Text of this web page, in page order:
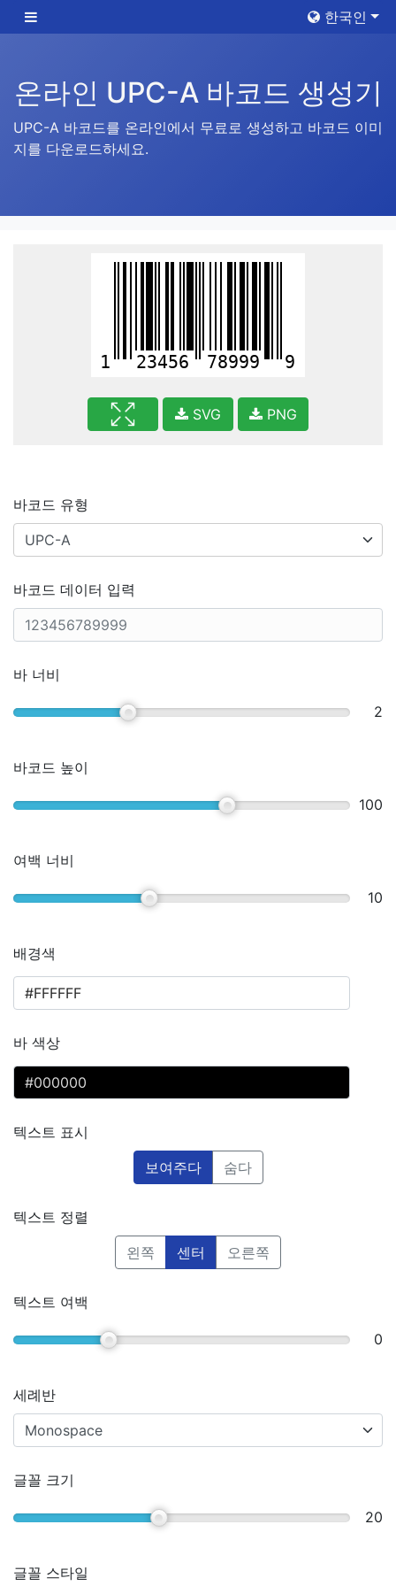
한국인
온라인 UPC-A 바코드 생성기
UPC-A 바코드를 온라인에서 무료로 생성하고 바코드 이미
지를 다운로드하세요.
1 23456 78999 9
SVG PNG
바코드 유형
바코드 데이터 입력
바 너비
2
바코드 높이
100
여백 너비
10
배경색
바 색상
텍스트 표시
보여주다
숨다
텍스트 정렬
왼쪽
센터 오른쪽
텍스트 여백
0
세례반
글꼴 크기
20
글꼴 스타일